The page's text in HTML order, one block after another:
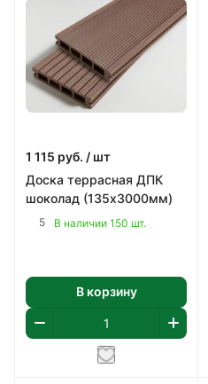
1 115 руб. / шт
Доска террасная ДПК
шоколад (135х3000мм)
5 В наличии 150 шт.
В корзину